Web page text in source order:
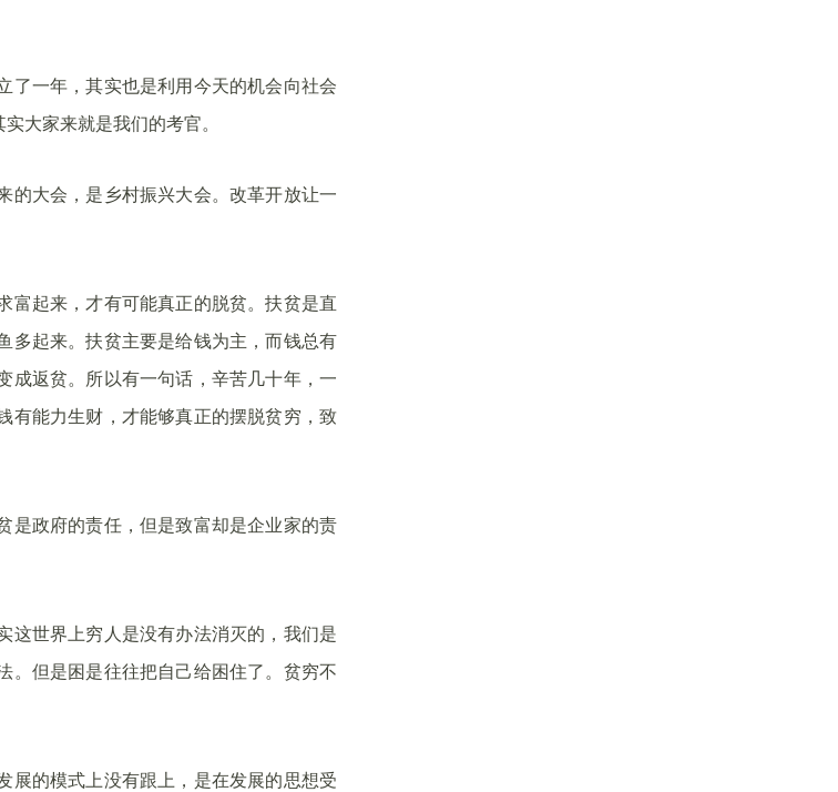
了一年，其实也是利用今天的机会向社会
大家来就是我们的考官。
的大会，是乡村振兴大会。改革开放让一
富起来，才有可能真正的脱贫。扶贫是直
多起来。扶贫主要是给钱为主，而钱总有
成返贫。所以有一句话，辛苦几十年，一
有能力生财，才能够真正的摆脱贫穷，致
是政府的责任，但是致富却是企业家的责
这世界上穷人是没有办法消灭的，我们是
。但是困是往往把自己给困住了。贫穷不
展的模式上没有跟上，是在发展的思想受